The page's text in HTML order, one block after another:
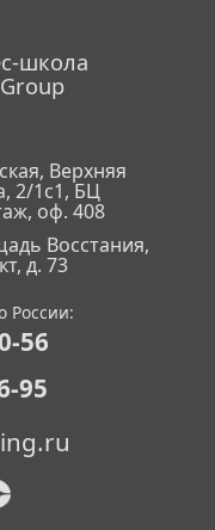
школа
Верхняя
2/1с1, БЦ
оф. 408
Восстания,
д. 73
России:
56
95